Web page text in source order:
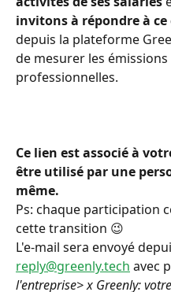
invitons à répondre à
depuis la plateforme
de mesurer les
professionnelles.
Ce lien est associé à
être utilisé par une
même.
Ps: chaque participation
cette transition 😉
L'e-mail sera envoyé
reply@greenly.tech avec
l'entreprise> x Greenly: